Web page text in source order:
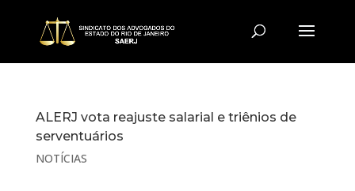
ALERJ vota reajuste salarial e triênios de
serventuários
NOTÍCIAS